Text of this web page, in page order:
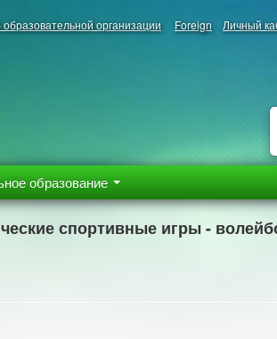
организации Foreign Личный
образование
спортивные игры -